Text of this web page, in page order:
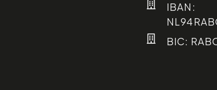
IBAN:
BIC: